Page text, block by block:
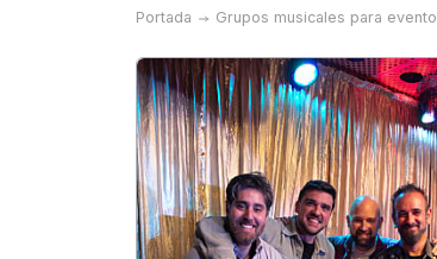
Portada Grupos musicales para evento